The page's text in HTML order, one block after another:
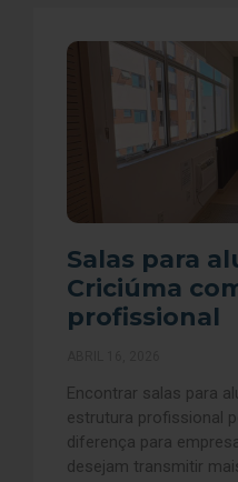
Salas para
Criciúma
profissional
Encontrar salas para
estrutura profissional
diferença para
desejam transmitir